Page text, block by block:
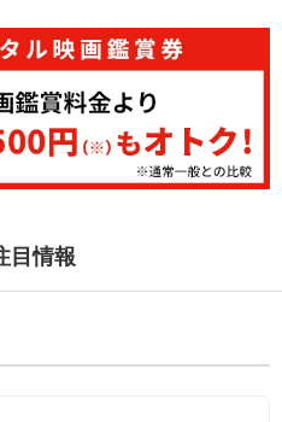
目情報